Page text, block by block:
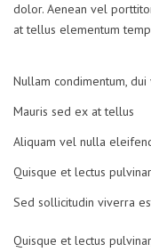
dolor. Aenean vel
at tellus elementum
Nullam condimentum,
Mauris sed ex at tellus
Aliquam vel nulla
Quisque et lectus pulvinar
Sed sollicitudin viverra
Quisque et lectus